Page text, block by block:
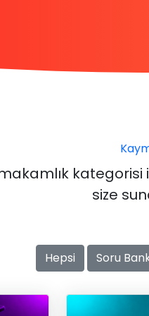
size
Hepsi Soru